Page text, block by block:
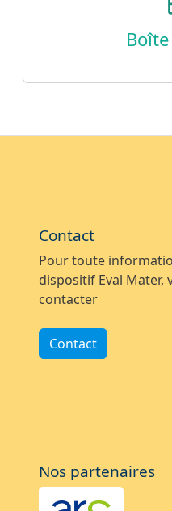
Contact
Pour toute
dispositif Eval Mater,
contacter
Contact
Nos partenaires